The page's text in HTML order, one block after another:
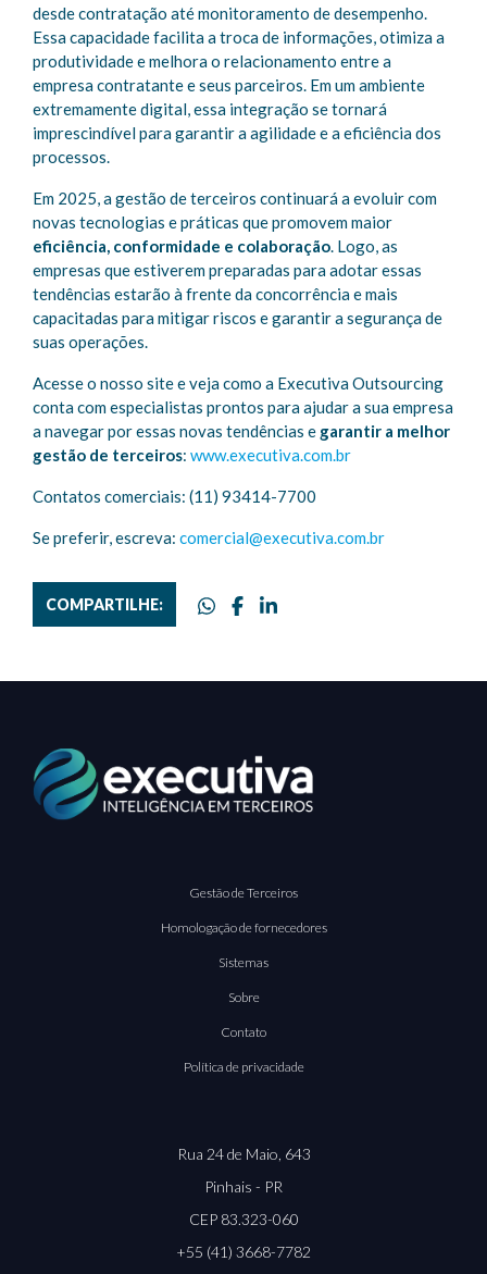
desde contratação até monitoramento de desempenho.
Essa capacidade facilita a troca de informações, otimiza a
produtividade e melhora o relacionamento entre a
empresa contratante e seus parceiros. Em um ambiente
extremamente digital, essa integração se tornará
imprescindível para garantir a agilidade e a eficiência dos
processos.
Em 2025, a gestão de terceiros continuará a evoluir com
novas tecnologias e práticas que promovem maior
eficiência, conformidade e colaboração. Logo, as
empresas que estiverem preparadas para adotar essas
tendências estarão à frente da concorrência e mais
capacitadas para mitigar riscos e garantir a segurança de
suas operações.
Acesse o nosso site e veja como a Executiva Outsourcing
conta com especialistas prontos para ajudar a sua empresa
a navegar por essas novas tendências e garantir a melhor
gestão de terceiros: www.executiva.com.br
Contatos comerciais: (11) 93414-7700
Se preferir, escreva: comercial@executiva.com.br
COMPARTILHE:
Gestão de Terceiros
Homologação de fornecedores
Sistemas
Sobre
Contato
Política de privacidade
Rua 24 de Maio, 643
Pinhais - PR
CEP 83.323-060
+55 (41) 3668-7782